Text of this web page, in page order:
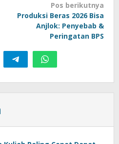
Pos berikutnya
Produksi Beras 2026 Bisa
Anjlok: Penyebab &
Peringatan BPS